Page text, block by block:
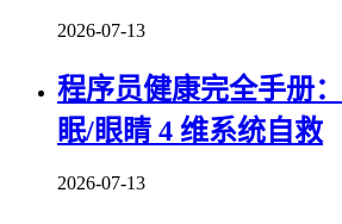
2026-07-13
程序员健康完全手册
眠/眼睛 4 维系统自救
2026-07-13